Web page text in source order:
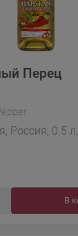
Перец
Россия, 0.5
В